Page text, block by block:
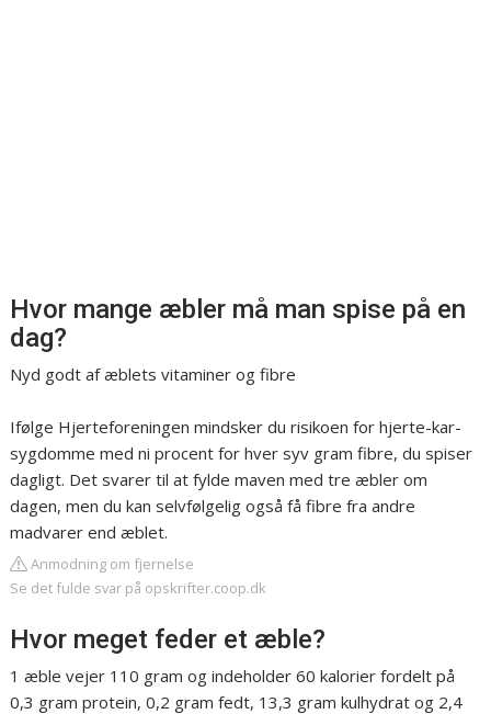
Hvor mange æbler må man spise på en
dag?
Nyd godt af æblets vitaminer og fibre
Ifølge Hjerteforeningen mindsker du risikoen for hjerte-kar-
sygdomme med ni procent for hver syv gram fibre, du spiser
dagligt. Det svarer til at fylde maven med tre æbler om
dagen, men du kan selvfølgelig også få fibre fra andre
madvarer end æblet.
Anmodning om fjernelse
Se det fulde svar på opskrifter.coop.dk
Hvor meget feder et æble?
1 æble vejer 110 gram og indeholder 60 kalorier fordelt på
0,3 gram protein, 0,2 gram fedt, 13,3 gram kulhydrat og 2,4